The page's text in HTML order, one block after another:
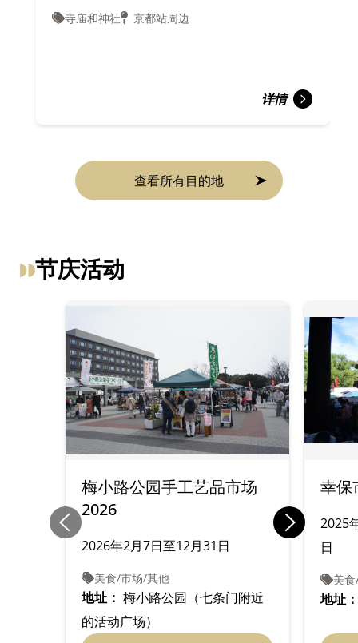
寺庙和神社 京都站周边
详情
查看所有目的地
节庆活动
梅小路公园手工艺品市场
2026
2026年2月7日至12月31日
美食/市场/其他
地址： 梅小路公园（七条门附近
的活动广场）
幸保
2025
日
美
地址